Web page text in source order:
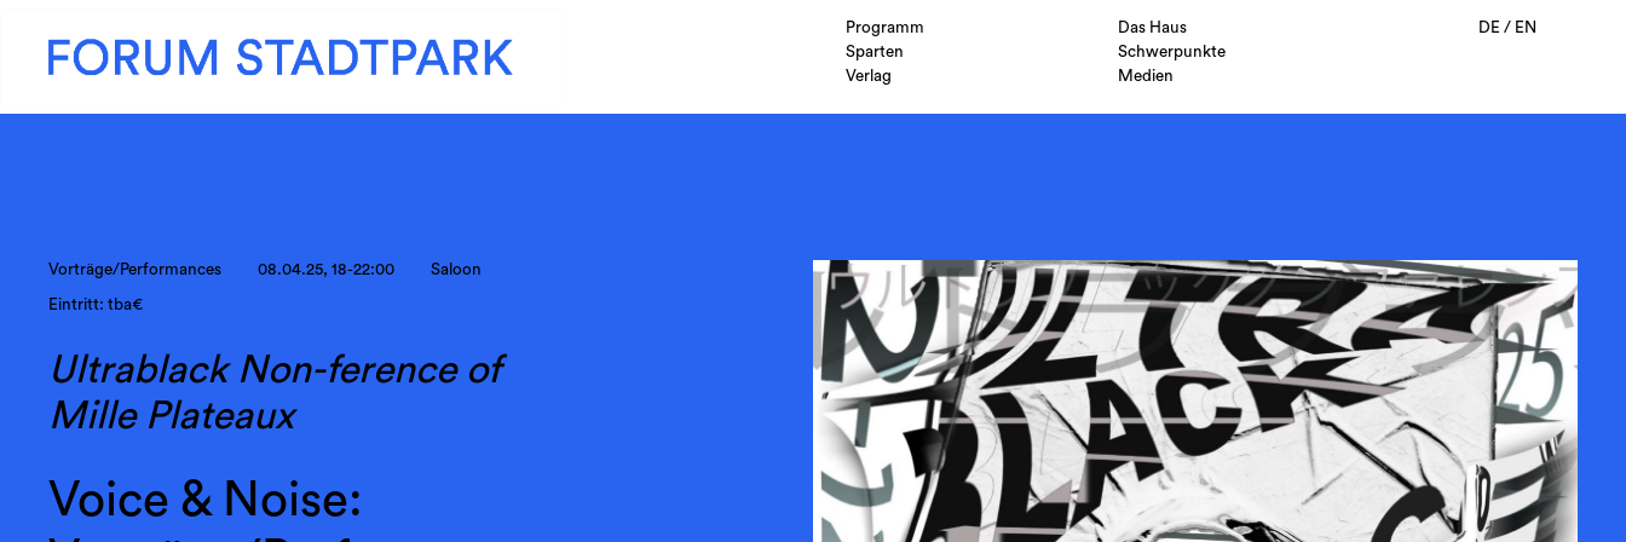
Programm
Das Haus
Sparten
Schwerpunkte
Verlag
Medien
DE/ EN
Vorträge/Performances 08.04.25, 18-22:00 Saloon
Eintritt: tba€
Ultrablack Non-ference of
Mille Plateaux
Voice & Noise: